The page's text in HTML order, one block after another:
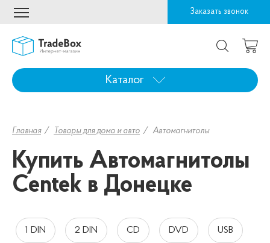
Заказать звонок
Каталог
Главная Товары для дома и авто Автомагнитолы
Купить Автомагнитолы
Centek в Донецке
1 DIN 2 DIN CD DVD USB